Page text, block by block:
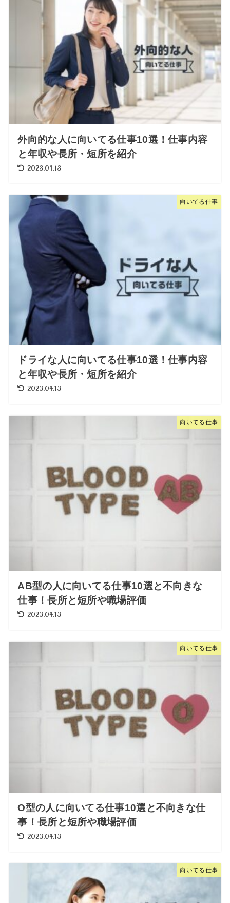
外向的な人に向いてる仕事10選！仕事内容
と年収や長所・短所を紹介
2023.04.13
向いてる仕事
ドライな人に向いてる仕事10選！仕事内容
と年収や長所・短所を紹介
2023.04.13
向いてる仕事
AB型の人に向いてる仕事10選と不向きな
仕事！長所と短所や職場評価
2023.04.13
向いてる仕事
O型の人に向いてる仕事10選と不向きな仕
事！長所と短所や職場評価
2023.04.13
向いてる仕事